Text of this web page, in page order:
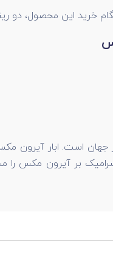
این محصول، دو
است. ابار آیرون
بر آیرون مکس را